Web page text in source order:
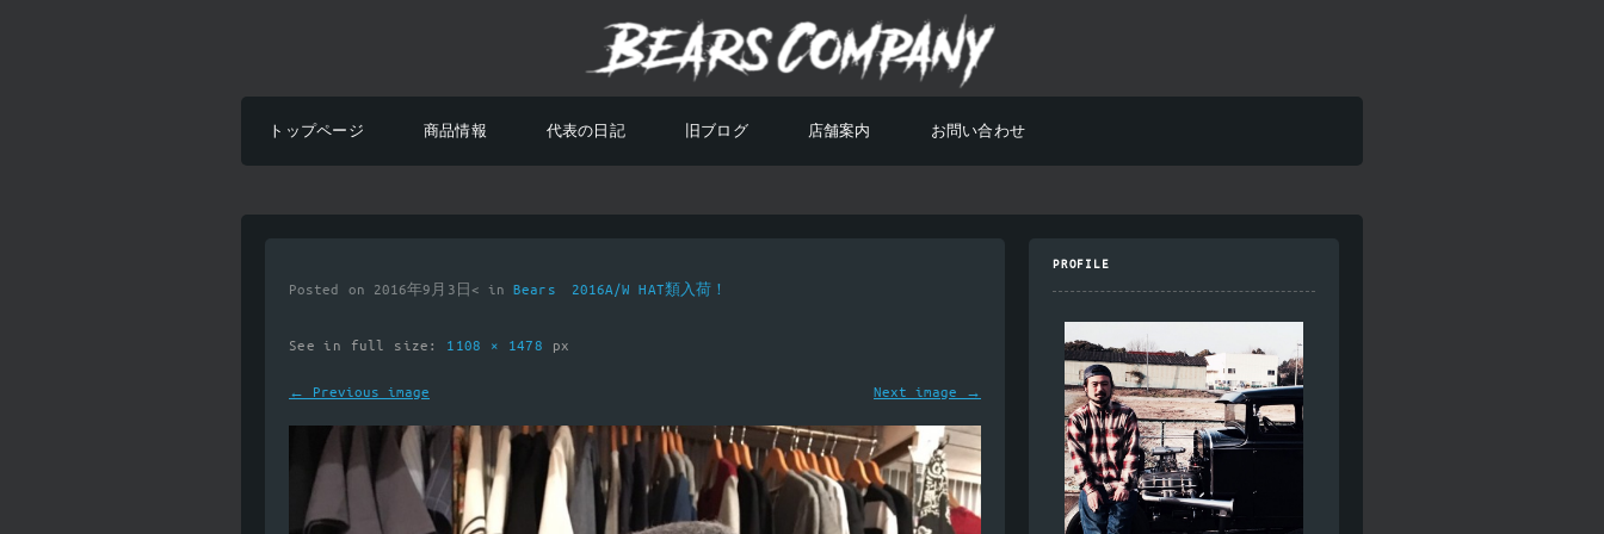
トップページ 商品情報 代表の日記 旧ブログ 店舗案内 お問い合わせ
Posted on 2016年9月3日< inBears 2016A/W HAT類入荷！
See in full size: 1108 × 1478 px
Next image →
← Previous image
PROFILE